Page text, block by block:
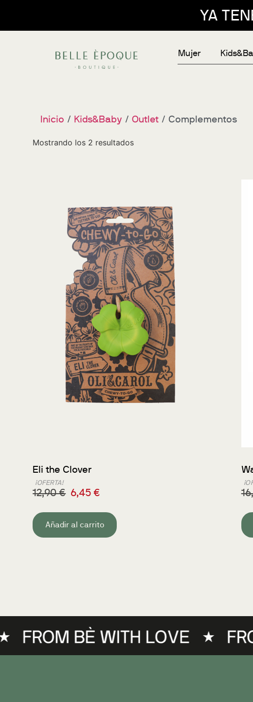
YA TENÉIS
Mujer
Inicio / Kids&Baby /Outlet / Complementos
Mostrando los 2 resultados
¡OFERTA!
Eli the Clover
12,90€ 6,45€
Añadir al carrito